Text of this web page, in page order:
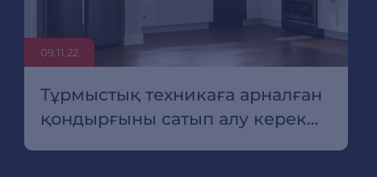
09.11.22
Тұрмыстық техникаға арналған
қондырғыны сатып алу керек